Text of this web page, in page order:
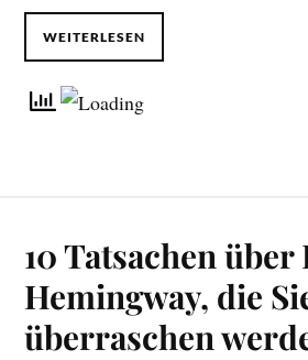
WEITERLESEN
10 Tatsachen über
Hemingway, die
überraschen